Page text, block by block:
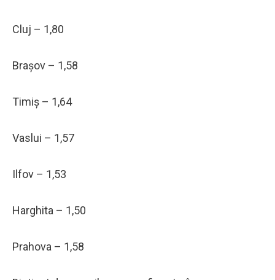
Cluj – 1,80
Brașov – 1,58
Timiș – 1,64
Vaslui – 1,57
Ilfov – 1,53
Harghita – 1,50
Prahova – 1,58